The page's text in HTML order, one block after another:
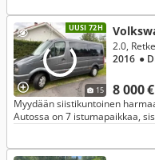
UUSI 72H
15 8 000 €
2.0,
2016 ●
Myydään siistikuntoinen
Autossa on 7 istumapaikkaa,